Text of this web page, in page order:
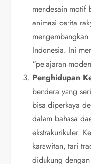
mendesain motif
animasi cerita
Indonesia. Ini
“pelajaran
Penghidupan
bendera yang
bisa diperkaya
dalam bahasa
ekstrakurikuler.
karawitan, tari
didukung